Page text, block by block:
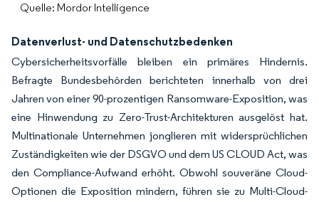
Quelle: Mordor Intelligence
Datenverlust- und Datenschutzbedenken
Cybersicherheitsvorfälle bleiben ein primäres Hindernis.
Befragte Bundesbehörden berichteten innerhalb von drei
Jahren von einer 90-prozentigen Ransomware-Exposition, was
eine Hinwendung zu Zero-Trust-Architekturen ausgelöst hat.
Multinationale Unternehmen jonglieren mit widersprüchlichen
Zuständigkeiten wie der DSGVO und dem US CLOUD Act, was
den Compliance-Aufwand erhöht. Obwohl souveräne Cloud-
Optionen die Exposition mindern, führen sie zu Multi-Cloud-